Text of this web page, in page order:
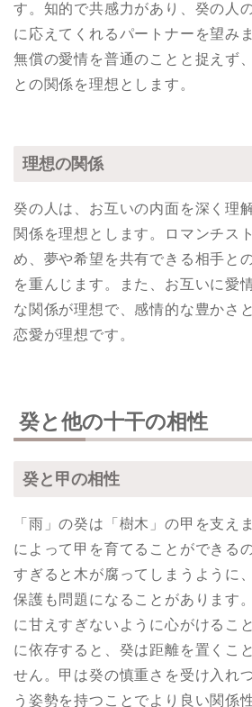
す。知的で共感力があり、癸の人
に応えてくれるパートナーを望み
無償の愛情を普通のことと捉えず
との関係を理想とします。
理想の関係
癸の人は、お互いの内面を深く理
関係を理想とします。ロマンチス
め、夢や希望を共有できる相手と
を重んじます。また、お互いに愛
な関係が理想で、感情的な豊かさ
恋愛が理想です。
癸と他の十干の相性
癸と甲の相性
「雨」の癸は「樹木」の甲を支え
によって甲を育てることができる
すぎると木が腐ってしまうように
保護も問題になることがあります
に甘えすぎないように心がけるこ
に依存すると、癸は距離を置くこ
せん。甲は癸の慎重さを受け入れ
う姿勢を持つことでより良い関係